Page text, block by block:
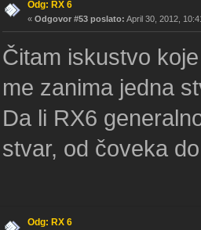
Odg: RX 6
« Odgovor #53 poslato: April 30, 2012,
Čitam iskustvo
me zanima jedna
Da li RX6
stvar, od čoveka
Odg: RX 6